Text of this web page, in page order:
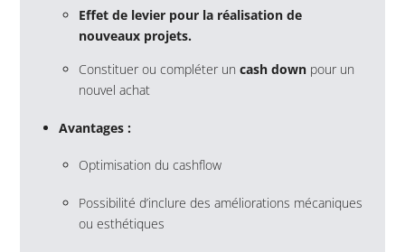
Effet de levier pour la réalisation de
nouveaux projets.
Constituer ou compléter uncash down pour un
nouvel achat
Avantages :
Optimisation du cashflow
Possibilité d’inclure des améliorations mécaniques
ou esthétiques